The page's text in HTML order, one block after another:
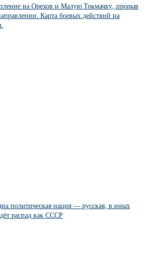
на Орехов и Малую Токмачку, прорыв
Карта боевых действий на
политическая нация — русская, в иных
распад как СССР